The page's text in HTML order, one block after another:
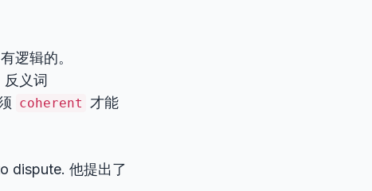
逻辑的。
反义词
coherent
才能
dispute. 他提出了